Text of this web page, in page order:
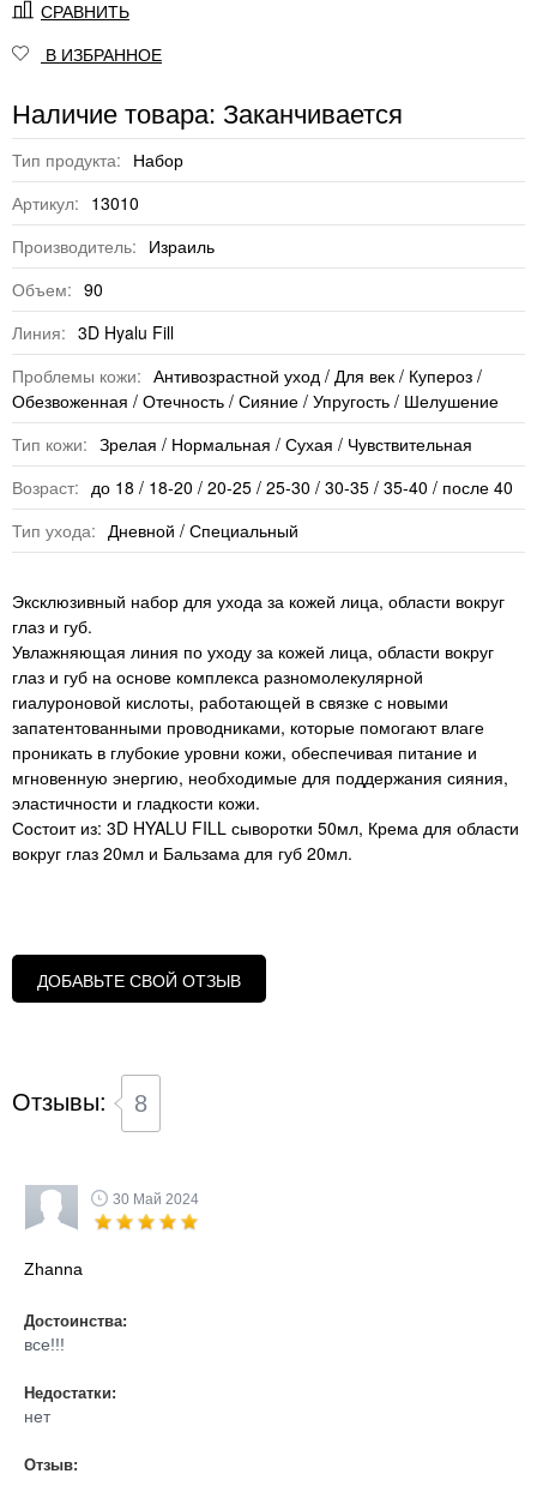
СРАВНИТЬ
В ИЗБРАННОЕ
Наличие товара: Заканчивается
Тип продукта: Набор
Артикул: 13010
Производитель: Израиль
Объем: 90
Линия: 3D Hyalu Fill
Проблемы кожи: Антивозрастной уход / Для век / Купероз /
Обезвоженная / Отечность / Сияние / Упругость / Шелушение
Тип кожи: Зрелая / Нормальная / Сухая / Чувствительная
Возраст: до 18 / 18-20 / 20-25 / 25-30 / 30-35 / 35-40 / после 40
Тип ухода: Дневной / Специальный
Эксклюзивный набор для ухода за кожей лица, области вокруг
глаз и губ.
Увлажняющая линия по уходу за кожей лица, области вокруг
глаз и губ на основе комплекса разномолекулярной
гиалуроновой кислоты, работающей в связке с новыми
запатентованными проводниками, которые помогают влаге
проникать в глубокие уровни кожи, обеспечивая питание и
мгновенную энергию, необходимые для поддержания сияния,
эластичности и гладкости кожи.
Состоит из: 3D HYALU FILL сыворотки 50мл, Крема для области
вокруг глаз 20мл и Бальзама для губ 20мл.
ДОБАВЬТЕ СВОЙ ОТЗЫВ
Отзывы: 8
30 Май 2024
Zhanna
Достоинства:
все!!!
Недостатки:
нет
Отзыв: